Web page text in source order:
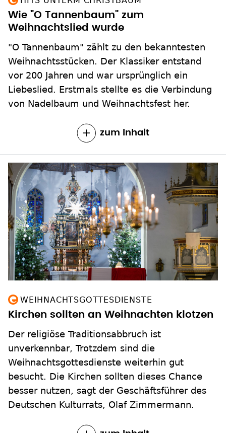
Wie "O Tannenbaum" zum
Weihnachtslied wurde
"O Tannenbaum" zählt zu den bekanntesten
Weihnachtsstücken. Der Klassiker entstand
vor 200 Jahren und war ursprünglich ein
Liebeslied. Erstmals stellte es die Verbindung
von Nadelbaum und Weihnachtsfest her.
zum Inhalt
WEIHNACHTSGOTTESDIENSTE
Kirchen sollten an Weihnachten klotzen
Der religiöse Traditionsabbruch ist
unverkennbar, Trotzdem sind die
Weihnachtsgottesdienste weiterhin gut
besucht. Die Kirchen sollten dieses Chance
besser nutzen, sagt der Geschäftsführer des
Deutschen Kulturrats, Olaf Zimmermann.